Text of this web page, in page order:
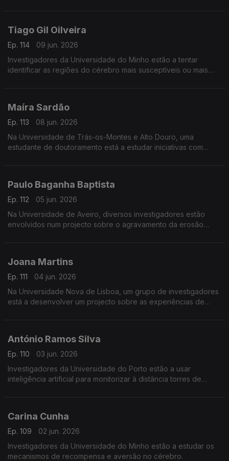
Tiago Gil Oilveira
Ep. 114
09 jun. 2026
Investigadores da Universidade do Minho estão a tentar
identificar as regiões do cérebro mais susceptíveis ou mais
Maíra Sardão
Ep. 113
08 jun. 2026
Na Universidade de Trás-os-Montes e Alto Douro, uma
estudante de doutoramento está a estudar iniciativas com
Paulo Baganha Baptista
Ep. 112
05 jun. 2026
Na Universidade de Aveiro, diversos investigadores estão
envolvidos num projecto sobre o agravamento da erosão
Joana Martins
Ep. 111
04 jun. 2026
Na Universidade Nova de Lisboa, um grupo de investigadores
está a desenvolver um projecto sobre as experiências de
António Ramos Silva
Ep. 110
03 jun. 2026
Investigadores da Universidade do Porto estão a usar
inteligência artificial para monitorizar à distância torres de
Carina Cunha
Ep. 109
02 jun. 2026
Investigadores da Universidade do Minho estão a estudar os
mecanismos de recompensa e aversão no cérebro.